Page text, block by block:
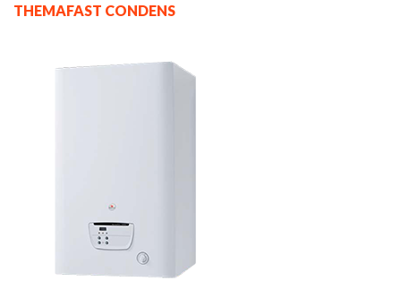
THEMAFAST CONDENS